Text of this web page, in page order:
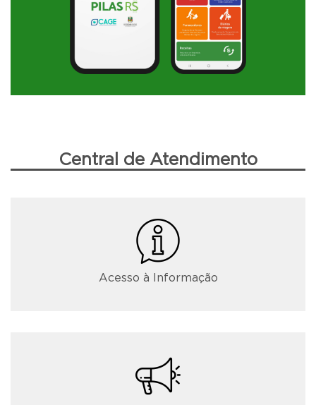
Central de Atendimento
Acesso à Informação